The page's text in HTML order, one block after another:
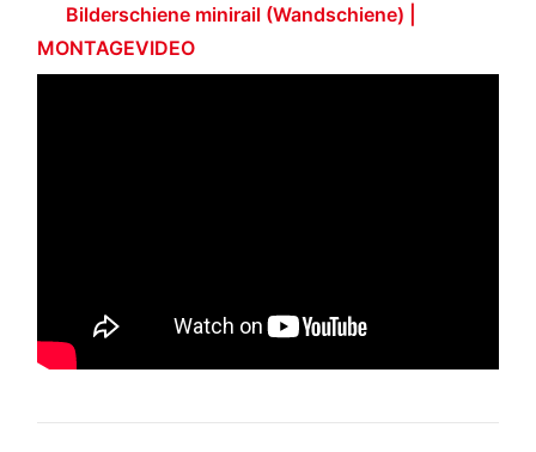
Bilderschiene minirail (Wandschiene) |
MONTAGEVIDEO